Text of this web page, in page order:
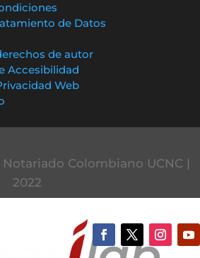
de Datos
de autor
Accesibilidad
Web
Colombiano UCNC |
2022